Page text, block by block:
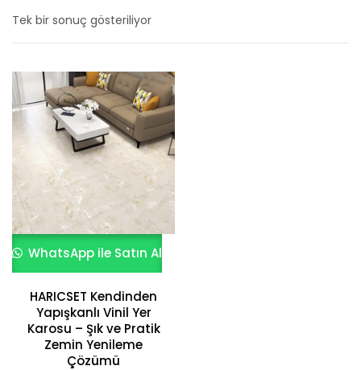
Tek bir sonuç gösteriliyor
WhatsApp ile Satın Al
HARICSET Kendinden
Yapışkanlı Vinil Yer
Karosu – Şık ve Pratik
Zemin Yenileme
Çözümü